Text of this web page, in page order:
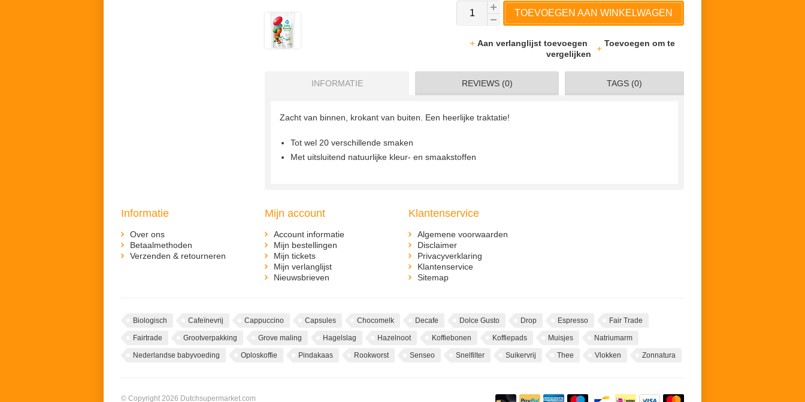
TOEVOEGEN AAN WINKELWAGEN
Aan verlanglijst toevoegen
Toevoegen om te
vergelijken
INFORMATIE REVIEWS (0) TAGS (0)
Zacht van binnen, krokant van buiten. Een heerlijke traktatie!
Tot wel 20 verschillende smaken
Met uitsluitend natuurlijke kleur- en smaakstoffen
Informatie
Over ons
Betaalmethoden
Verzenden & retourneren
Mijn account
Account informatie
Mijn bestellingen
Mijn tickets
Mijn verlanglijst
Nieuwsbrieven
Klantenservice
Algemene voorwaarden
Disclaimer
Privacyverklaring
Klantenservice
Sitemap
Biologisch Cafeïnevrij Cappuccino Capsules Chocomelk Decafe Dolce Gusto Drop Espresso Fair Trade
Fairtrade Grootverpakking Grove maling Hagelslag Hazelnoot Koffiebonen Koffiepads Muisjes Natriumarm
Nederlandse babyvoeding Oploskoffie Pindakaas Rookworst Senseo Snelfilter Suikervrij Thee Vlokken Zonnatura
© Copyright 2026 Dutchsupermarket.com